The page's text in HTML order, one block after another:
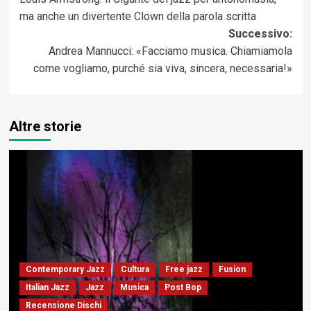
articolo
ma anche un divertente Clown della parola scritta
Successivo:
Andrea Mannucci: «Facciamo musica. Chiamiamola
come vogliamo, purché sia viva, sincera, necessaria!»
Altre storie
Contemporary Jazz Cultura Free jazz
Fusion
Italian Jazz
Jazz Musica
Post Bop
Recensione Dischi